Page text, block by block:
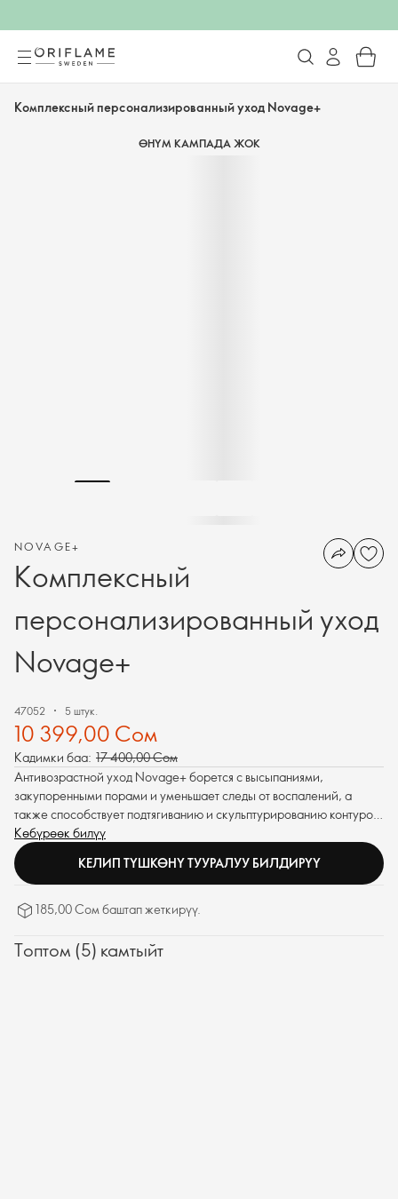
Комплексный персонализированный уход Novage+
ӨНҮМ КАМПАДА ЖОК
NOVAGE+
Комплексный
персонализированный уход
Novage+
47052 5 штук.
10 399,00 Сом
Кадимки баа: 17 400,00 Сом
Антивозрастной уход Novage+ борется с высыпаниями,
закупоренными порами и уменьшает следы от воспалений, а
также способствует подтягиванию и скульптурированию контуров
глаз. Формула обеспечивает превосходную эффективность, делая
кожу более упругой.
Көбүрөөк билүү
КЕЛИП ТҮШКӨНҮ ТУУРАЛУУ БИЛДИРҮҮ
185,00 Сом баштап жеткирүү.
Топтом (5) камтыйт